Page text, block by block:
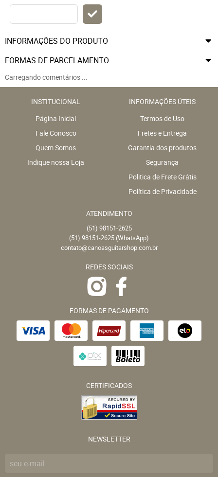
INFORMAÇÕES DO PRODUTO
FORMAS DE PARCELAMENTO
Carregando comentários ...
INSTITUCIONAL
Página Inicial
Fale Conosco
Quem Somos
Indique nossa Loja
INFORMAÇÕES ÚTEIS
Termos de Uso
Fretes e Entrega
Garantia dos produtos
Segurança
Politica de Frete Grátis
Política de Privacidade
ATENDIMENTO
(51) 98151-2625
(51) 98151-2625 (WhatsApp)
contato@canoasguitarshop.com.br
REDES SOCIAIS
FORMAS DE PAGAMENTO
CERTIFICADOS
NEWSLETTER